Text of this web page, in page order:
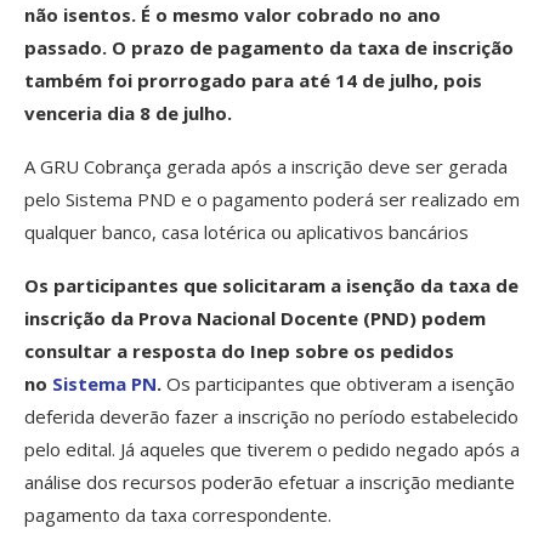
não isentos. É o mesmo valor cobrado no ano
passado. O prazo de pagamento da taxa de inscrição
também foi prorrogado para até 14 de julho, pois
venceria dia 8 de julho.
A GRU Cobrança gerada após a inscrição deve ser gerada
pelo Sistema PND e o pagamento poderá ser realizado em
qualquer banco, casa lotérica ou aplicativos bancários
Os participantes que solicitaram a isenção da taxa de
inscrição da Prova Nacional Docente (PND) podem
consultar a resposta do Inep sobre os pedidos
no Sistema PN. Os participantes que obtiveram a isenção
deferida deverão fazer a inscrição no período estabelecido
pelo edital. Já aqueles que tiverem o pedido negado após a
análise dos recursos poderão efetuar a inscrição mediante
pagamento da taxa correspondente.